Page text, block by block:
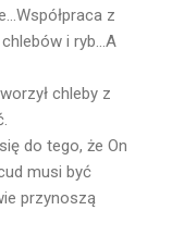
z
i ryb...A
chleby z
do tego, że On
musi być
przynoszą